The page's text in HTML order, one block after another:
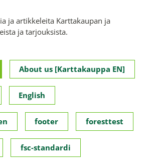
ja artikkeleita Karttakaupan ja
ja tarjouksista.
About us [Karttakauppa EN]
English
footer foresttest
fsc-standardi